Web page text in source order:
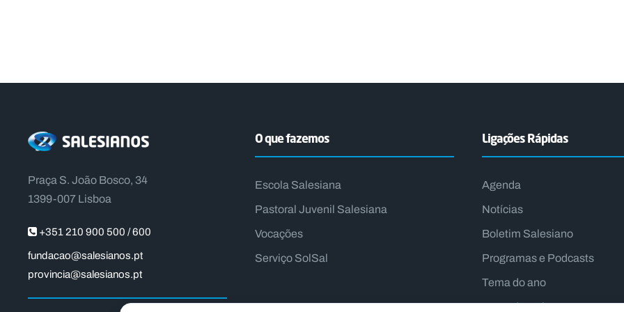
Praça S. João Bosco, 34
1399-007 Lisboa
+351 210 900 500 / 600
fundacao@salesianos.pt
provincia@salesianos.pt
O que fazemos
Escola Salesiana
Pastoral Juvenil Salesiana
Vocações
Serviço SolSal
Ligações Rápidas
Agenda
Notícias
Boletim Salesiano
Programas e Podcasts
Tema do ano
Lema do Reitor-Mor